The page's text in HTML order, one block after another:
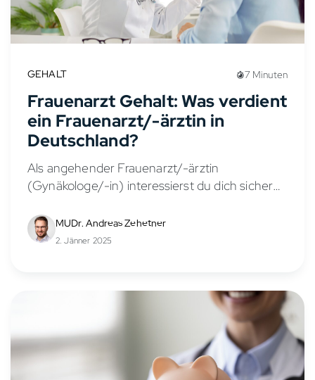
GEHALT 7 Minuten
Frauenarzt Gehalt: Was verdient
ein Frauenarzt/-ärztin in
Deutschland?
Als angehender Frauenarzt/-ärztin
(Gynäkologe/-in) interessierst du dich sicher
vielseitigen Fachbereich. Das Gehalt eines
Frauenarztes/-ärztin hängt von verschiedenen
MUDr. Andreas Zehetner
2. Jänner 2025